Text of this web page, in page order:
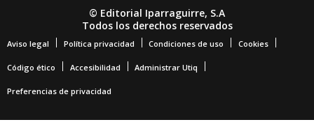
© Editorial Iparraguirre, S.A
Todos los derechos reservados
Aviso legal Política privacidad Condiciones de uso Cookies
Código ético Accesibilidad Administrar Utiq
Preferencias de privacidad